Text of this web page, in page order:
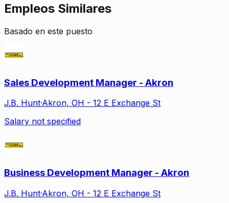
Empleos Similares
Basado en este puesto
Sales Development Manager - Akron
J.B. Hunt·Akron, OH - 12 E Exchange St
Salary not specified
Business Development Manager - Akron
J.B. Hunt·Akron, OH - 12 E Exchange St